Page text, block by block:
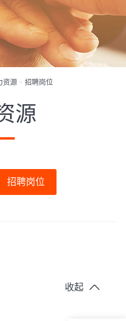
资源 < 招聘岗位
源
招聘岗位
收起